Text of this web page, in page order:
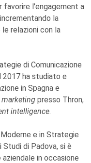
favorire l'engagement a
la
relazioni con la
di Comunicazione
2017 ha studiato e
in Spagna e
presso Thron,
intelligence.
e in Strategie
Studi di Padova, si è
in occasione